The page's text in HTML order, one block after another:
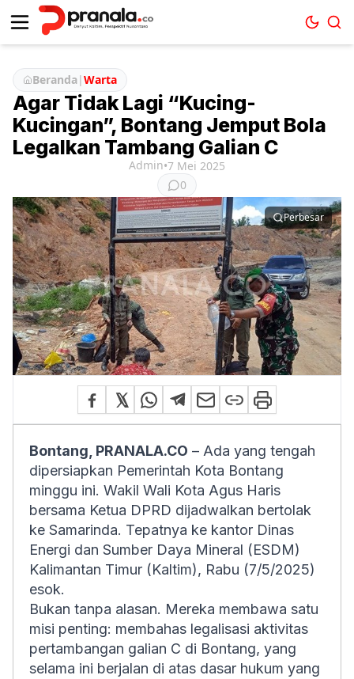
Beranda|Warta
Agar Tidak Lagi “Kucing-
Kucingan”, Bontang Jemput Bola
Legalkan Tambang Galian C
Admin•7 Mei 2025
0
Perbesar
Bontang, PRANALA.CO – Ada yang tengah
dipersiapkan Pemerintah Kota Bontang
minggu ini. Wakil Wali Kota Agus Haris
bersama Ketua DPRD dijadwalkan bertolak
ke Samarinda. Tepatnya ke kantor Dinas
Energi dan Sumber Daya Mineral (ESDM)
Kalimantan Timur (Kaltim), Rabu (7/5/2025)
esok.
Bukan tanpa alasan. Mereka membawa satu
misi penting: membahas legalisasi aktivitas
pertambangan galian C di Bontang, yang
selama ini berjalan di atas dasar hukum yang